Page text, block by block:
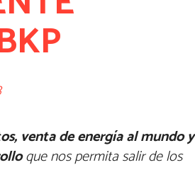
venta de energía al mundo y
que nos permita salir de los